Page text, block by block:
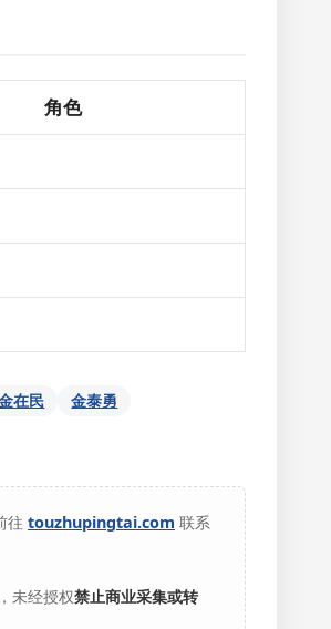
角色
在民
金泰勇
往 touzhupingtai.com 联系
未经授权禁止商业采集或转